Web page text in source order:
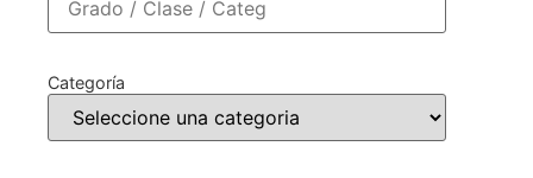
Categoría